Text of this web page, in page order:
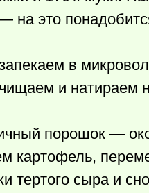
на это
в
и натираем
порошок —
картофель,
тертого сыра и